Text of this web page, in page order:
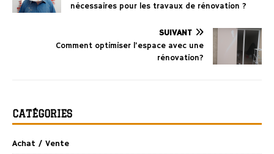
nécessaires pour les travaux de rénovation ?
SUIVANT
Comment optimiser l’espace avec une
rénovation?
CATÉGORIES
Achat / Vente